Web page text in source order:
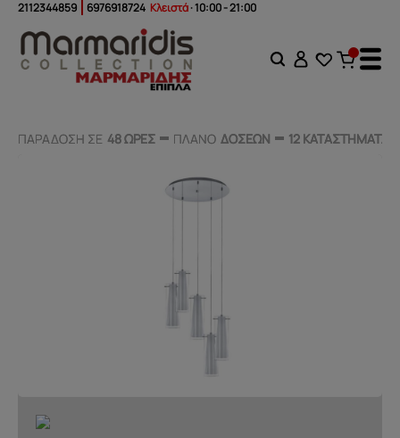
2112344859 6976918724 Κλειστά· 10:00 - 21:00
ΠΑΡΑΔΟΣΗ ΣΕ 48 ΩΡΕΣ ΠΛΑΝΟ ΔΟΣΕΩΝ 12 ΚΑΤΑΣΤΗΜΑΤΑ
ΠΑΡΑΔΟΣΗ ΣΕ 48 ΩΡΕΣ ΠΛΑΝΟ ΔΟΣΕΩΝ 12 ΚΑΤΑΣΤΗΜΑΤΑ